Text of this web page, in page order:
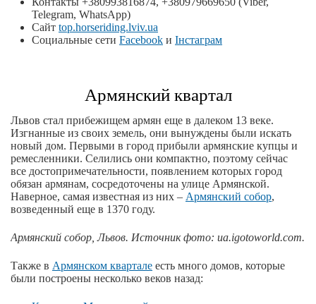
Telegram, WhatsApp)
Сайт top.horseriding.lviv.ua
Социальные сети Facebook и Інстаграм
Армянский квартал
Львов стал прибежищем армян еще в далеком 13 веке.
Изгнанные из своих земель, они вынуждены были искать
новый дом. Первыми в город прибыли армянские купцы и
ремесленники. Селились они компактно, поэтому сейчас
все достопримечательности, появлением которых город
обязан армянам, сосредоточены на улице Армянской.
Наверное, самая известная из них – Армянский собор,
возведенный еще в 1370 году.
Армянский собор, Львов. Источник фото: ua.igotoworld.com.
Также в Армянском квартале есть много домов, которые
были построены несколько веков назад: